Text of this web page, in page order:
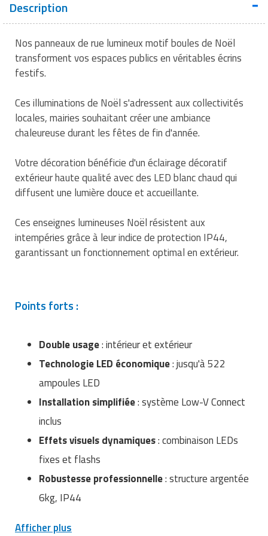
Ustensile cuisine professionnel
Vêtements personnalisés
Vitrines pour magasin
Traitement de l'air
Traitement des eaux
Trancheuse professionnelle
Tubes et profilés
Tuyau galvanisé
Ventilateurs et aération d'atelier
Tapis de bureau
Tapis et caillebotis
Traitement des surfaces
Traitement du linge
Vestiaires et casiers
Equipements de football
Equipements de karting
Equipements pour patinage
Equipements pour skateboard
sportif
Jeu gymnique
Loisirs
Matériel de fitness
Vêtement sportif
Pétrin professionnel
Piano de cuisson
Plats et plateaux
Pompes à sauce
Portes commandes restaurant
Réchaud professionnel
Restauration foraine
Robinetterie professionnelle
Table de cuisson professionnelle
Tables de préparation réfrigérées
Ustensile de cuisine
Vaisselle restaurant
Vitrines réfrigérées
Description
Nos panneaux de rue lumineux motif boules de Noël
transforment vos espaces publics en véritables écrins
festifs.
Ces illuminations de Noël s'adressent aux collectivités
locales, mairies souhaitant créer une ambiance
chaleureuse durant les fêtes de fin d'année.
Votre décoration bénéficie d'un éclairage décoratif
extérieur haute qualité avec des LED blanc chaud qui
diffusent une lumière douce et accueillante.
Ces enseignes lumineuses Noël résistent aux
intempéries grâce à leur indice de protection IP44,
garantissant un fonctionnement optimal en extérieur.
Points forts :
Double usage: intérieur et extérieur
Technologie LED économique: jusqu'à 522
ampoules LED
Installation simplifiée: système Low-V Connect
inclus
Effets visuels dynamiques: combinaison LEDs
fixes et flashs
Robustesse professionnelle: structure argentée
6kg, IP44
Afficher plus